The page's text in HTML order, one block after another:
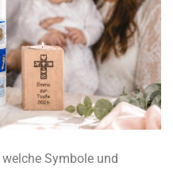
Symbole und